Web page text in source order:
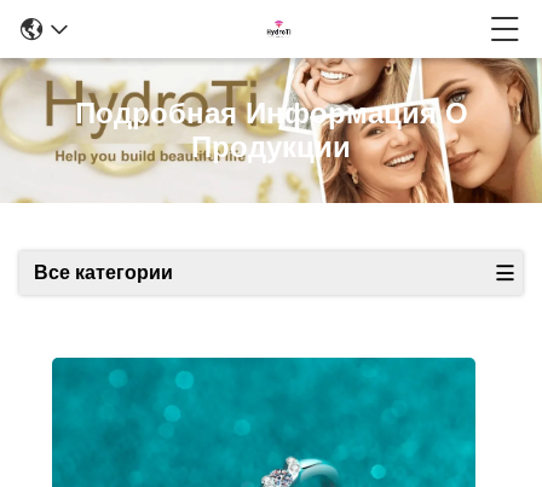
Подробная Информация О
Продукции
Все категории